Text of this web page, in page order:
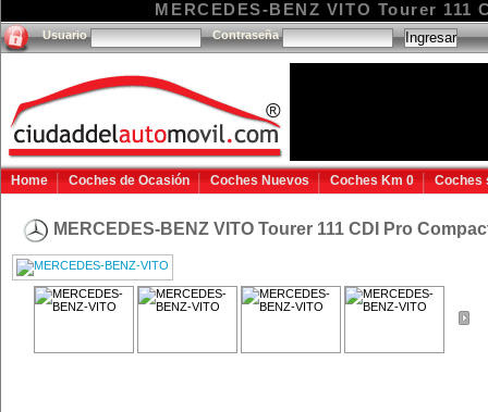
MERCEDES-BENZ VITO Tourer
Usuario Contraseña
Home Coches de Ocasión Coches Nuevos Coches Km 0 Coches
MERCEDES-BENZ VITO Tourer 111 CDI Pro